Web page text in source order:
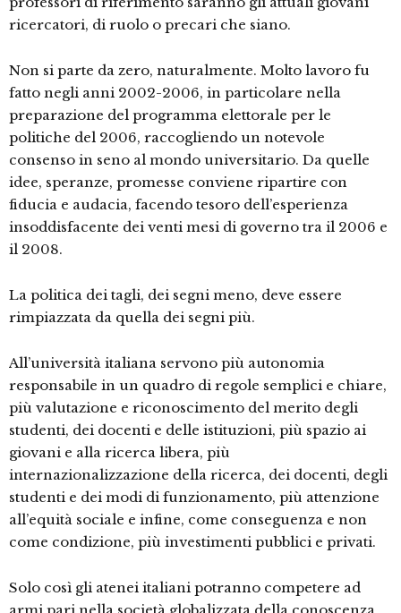
ricercatori, di ruolo o precari che siano.
Non si parte da zero, naturalmente. Molto lavoro fu
fatto negli anni 2002-2006, in particolare nella
preparazione del programma elettorale per le
politiche del 2006, raccogliendo un notevole
consenso in seno al mondo universitario. Da quelle
idee, speranze, promesse conviene ripartire con
fiducia e audacia, facendo tesoro dell’esperienza
insoddisfacente dei venti mesi di governo tra il 2006 e
il 2008.
La politica dei tagli, dei segni meno, deve essere
rimpiazzata da quella dei segni più.
All’università italiana servono più autonomia
responsabile in un quadro di regole semplici e chiare,
più valutazione e riconoscimento del merito degli
studenti, dei docenti e delle istituzioni, più spazio ai
giovani e alla ricerca libera, più
internazionalizzazione della ricerca, dei docenti, degli
studenti e dei modi di funzionamento, più attenzione
all’equità sociale e infine, come conseguenza e non
come condizione, più investimenti pubblici e privati.
Solo così gli atenei italiani potranno competere ad